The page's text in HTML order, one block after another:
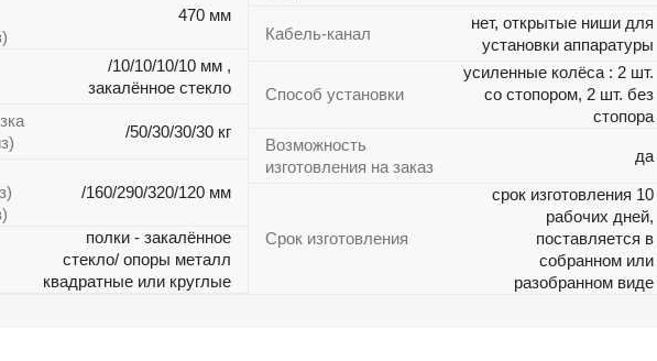
470 мм
/10/10/10/10 мм ,
закалённое стекло
/50/30/30/30 кг
/160/290/320/120 мм
полки - закалённое
стекло/ опоры металл
квадратные или круглые
Кабель-канал
нет, открытые ниши для
установки аппаратуры
Способ установки
усиленные колёса : 2 шт.
со стопором, 2 шт. без
стопора
Возможность
изготовления на заказ
да
Срок изготовления
срок изготовления 10
рабочих дней,
поставляется в
собранном или
разобранном виде